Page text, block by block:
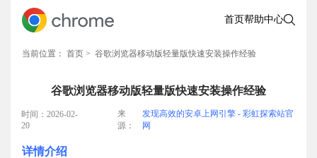
首页帮助中心
当前位置： 首页 > 谷歌浏览器移动版轻量版快速安装操作经验
谷歌浏览器移动版轻量版快速安装操作经验
时间：2026-02-
20
来
源：
发现高效的安卓上网引擎 - 彩虹探索站官
网
详情介绍